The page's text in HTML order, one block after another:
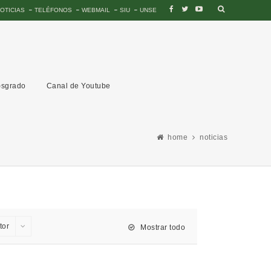
TELÉFONOS WEBMAIL SIU UNSE
Canal de Youtube
home noticias
Mostrar todo